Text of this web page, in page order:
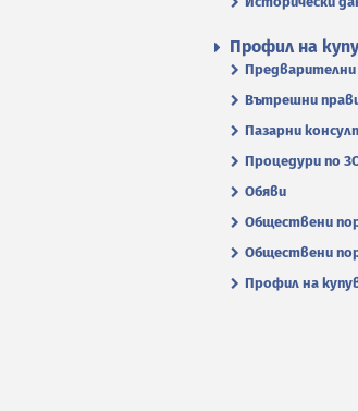
Профил на
Предварителни
Вътрешни
Пазарни
Процедури по
Обяви
Обществени
Обществени
Профил на